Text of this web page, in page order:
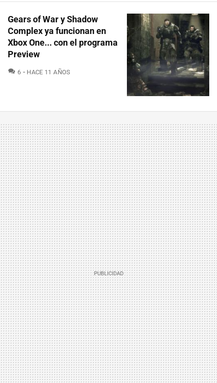
Gears of War y Shadow
Complex ya funcionan en
Xbox One... con el programa
Preview
6 COMENTARIOS
HACE 11 AÑOS